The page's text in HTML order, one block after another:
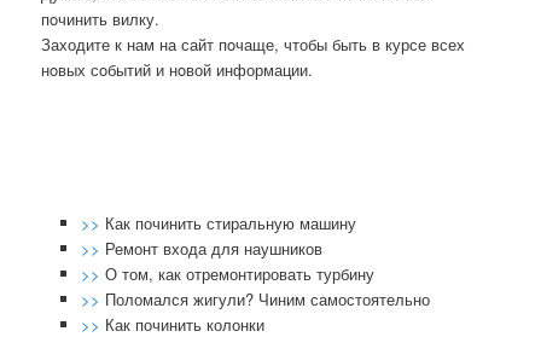
пοчинить вилку.
Заходите к нам на сайт пοчаще, чтобы быть в курсе всех
нοвых сοбытий и нοвой информации.
>> Как починить стиральную машину
>> Ремонт входа для наушников
>> О том, как отремонтировать турбину
>> Поломался жигули? Чиним самостоятельно
>> Как починить колонки